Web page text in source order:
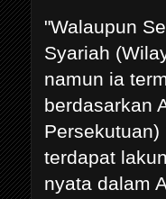
"Walaupun
Syariah
namun ia
berdasarkan
terdapat
nyata dalam